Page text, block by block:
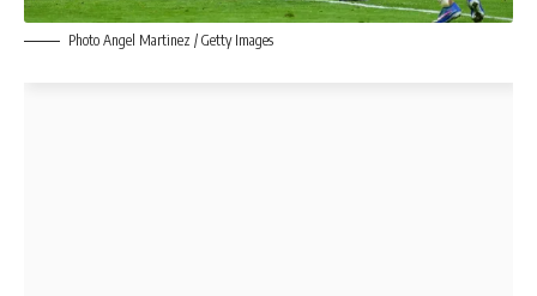
Photo Angel Martinez / Getty Images